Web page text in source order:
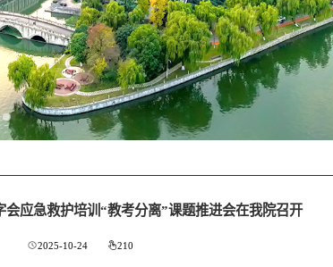
会应急救护培训“教考分离”课题推进会在我院召开
2025-10-24 210